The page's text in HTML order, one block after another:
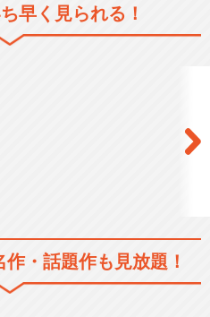
舞台『魔法使いの約束』第3
舞台『魔法使いの約束』エチ
ュードシリーズPar…
早く見られる！
作・話題作も見放題！